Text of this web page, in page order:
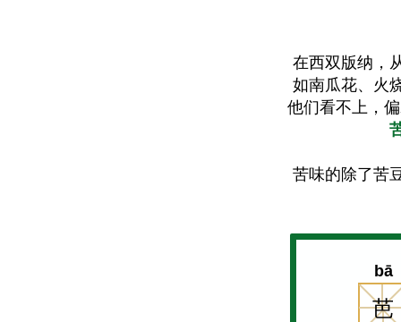
在西双版纳，
如南瓜花、火
他们看不上，
苦味的除了苦
bā
芭